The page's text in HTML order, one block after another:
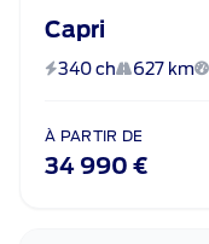
Capri
340 ch 627 km
À PARTIR DE
34 990 €